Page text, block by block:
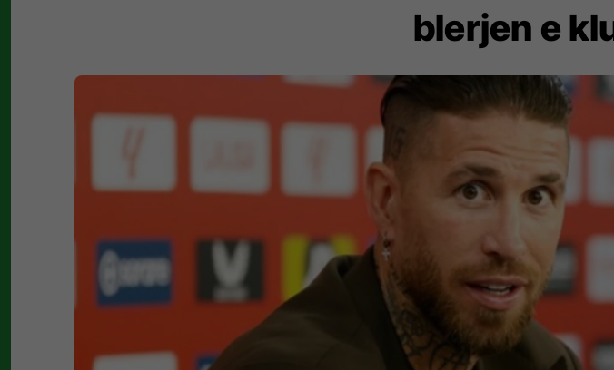
blerjen e